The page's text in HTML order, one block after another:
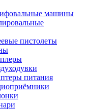
машины
пистолеты
питания